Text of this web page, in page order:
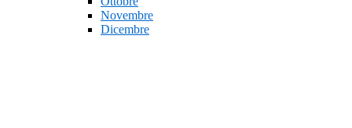
Novembre
Dicembre